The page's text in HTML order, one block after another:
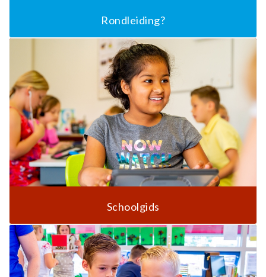
Rondleiding?
Schoolgids